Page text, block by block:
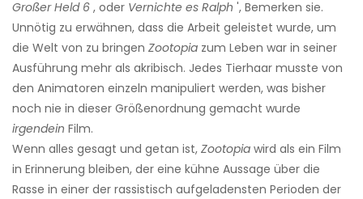
Großer Held 6 , oder Vernichte es Ralph ', Bemerken sie.
Unnötig zu erwähnen, dass die Arbeit geleistet wurde, um
die Welt von zu bringen Zootopia zum Leben war in seiner
Ausführung mehr als akribisch. Jedes Tierhaar musste von
den Animatoren einzeln manipuliert werden, was bisher
noch nie in dieser Größenordnung gemacht wurde
irgendein Film.
Wenn alles gesagt und getan ist, Zootopia wird als ein Film
in Erinnerung bleiben, der eine kühne Aussage über die
Rasse in einer der rassistisch aufgeladensten Perioden der